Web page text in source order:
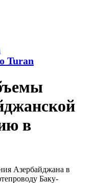
Turan
в
Азербайджана в
Баку-